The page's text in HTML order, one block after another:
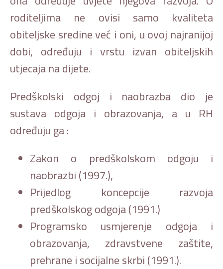
roditeljima ne ovisi samo kvaliteta
obiteljske sredine već i oni, u ovoj najranijoj
dobi, određuju i vrstu izvan obiteljskih
utjecaja na dijete.
Predškolski odgoj i naobrazba dio je
sustava odgoja i obrazovanja, a u RH
određuju ga :
Zakon o predškolskom odgoju i
naobrazbi (1997.),
Prijedlog koncepcije razvoja
predškolskog odgoja (1991.)
Programsko usmjerenje odgoja i
obrazovanja, zdravstvene zaštite,
prehrane i socijalne skrbi (1991.).